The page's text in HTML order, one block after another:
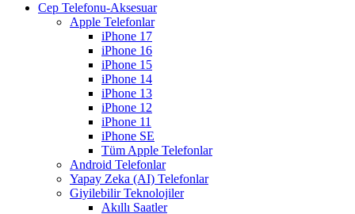
Cep Telefonu-Aksesuar
Apple Telefonlar
iPhone 17
iPhone 16
iPhone 15
iPhone 14
iPhone 13
iPhone 12
iPhone 11
iPhone SE
Tüm Apple Telefonlar
Android Telefonlar
Yapay Zeka (AI) Telefonlar
Giyilebilir Teknolojiler
Akıllı Saatler